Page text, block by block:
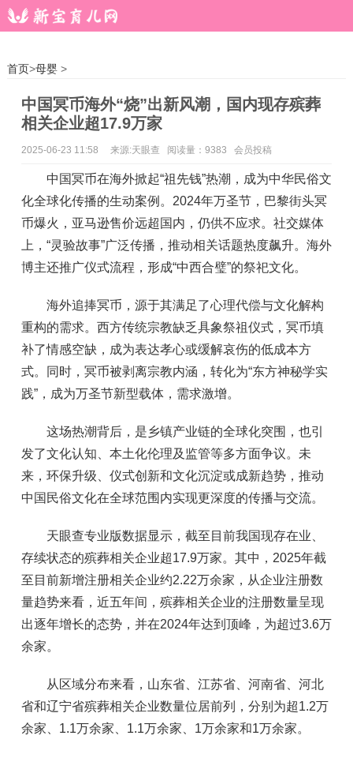
首页>母婴>
中国冥币海外“烧”出新风潮，国内现存殡葬
相关企业超17.9万家
2025-06-23 11:58 来源:天眼查 阅读量：9383 会员投稿
中国冥币在海外掀起“祖先钱”热潮，成为中华民俗文
化全球化传播的生动案例。2024年万圣节，巴黎街头冥
币爆火，亚马逊售价远超国内，仍供不应求。社交媒体
上，“灵验故事”广泛传播，推动相关话题热度飙升。海外
博主还推广仪式流程，形成“中西合璧”的祭祀文化。
海外追捧冥币，源于其满足了心理代偿与文化解构
重构的需求。西方传统宗教缺乏具象祭祖仪式，冥币填
补了情感空缺，成为表达孝心或缓解哀伤的低成本方
式。同时，冥币被剥离宗教内涵，转化为“东方神秘学实
践”，成为万圣节新型载体，需求激增。
这场热潮背后，是乡镇产业链的全球化突围，也引
发了文化认知、本土化伦理及监管等多方面争议。未
来，环保升级、仪式创新和文化沉淀或成新趋势，推动
中国民俗文化在全球范围内实现更深度的传播与交流。
天眼查专业版数据显示，截至目前我国现存在业、
存续状态的殡葬相关企业超17.9万家。其中，2025年截
至目前新增注册相关企业约2.22万余家，从企业注册数
量趋势来看，近五年间，殡葬相关企业的注册数量呈现
出逐年增长的态势，并在2024年达到顶峰，为超过3.6万
余家。
从区域分布来看，山东省、江苏省、河南省、河北
省和辽宁省殡葬相关企业数量位居前列，分别为超1.2万
余家、1.1万余家、1.1万余家、1万余家和1万余家。